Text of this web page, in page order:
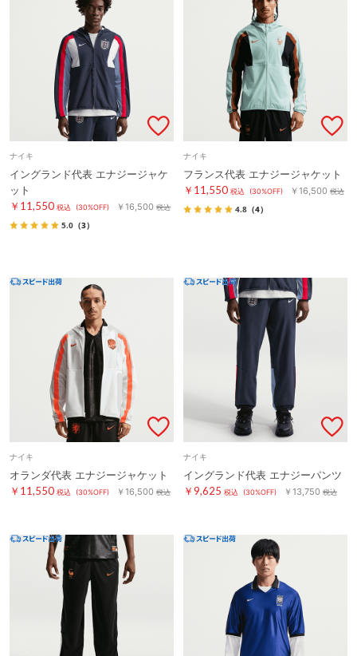
ナイキ
イングランド代表 エナジージャケ
ット
￥11,550 税込 (30%OFF) ￥16,500 税込
5.0 （3）
ナイキ
フランス代表 エナジージャケット
￥11,550 税込 (30%OFF) ￥16,500 税込
4.8 （4）
ナイキ
オランダ代表 エナジージャケット
￥11,550 税込 (30%OFF) ￥16,500 税込
ナイキ
イングランド代表 エナジーパンツ
￥9,625 税込 (30%OFF) ￥13,750 税込